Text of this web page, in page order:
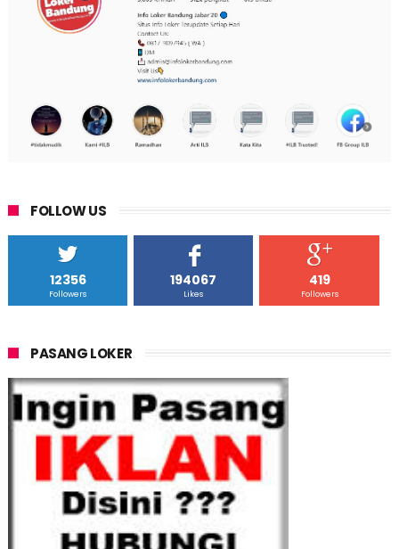
FOLLOW US
12356
Followers
194067
Likes
419
Followers
PASANG LOKER